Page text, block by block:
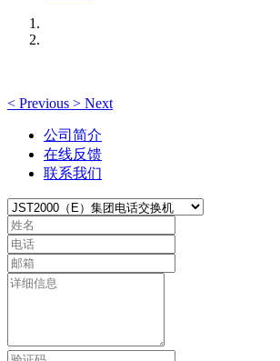
< Previous > Next
公司简介
在线反馈
联系我们